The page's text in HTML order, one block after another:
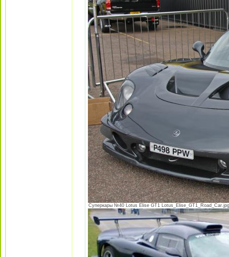
Суперкары №40 Lotus Еlise GT1